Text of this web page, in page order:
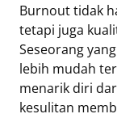
Burnout tidak
tetapi juga
Seseorang
lebih mudah
menarik diri
kesulitan